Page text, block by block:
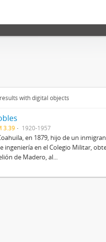
with digital objects
3.39 1920-1957
en 1879, hijo de un
ingeniería en el Colegio Militar,
de Madero, al...